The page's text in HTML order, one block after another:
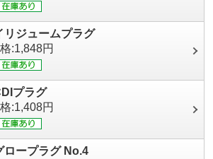
リジュームプラグ
:1,848円
プラグ
:1,408円
ロープラグ No.4